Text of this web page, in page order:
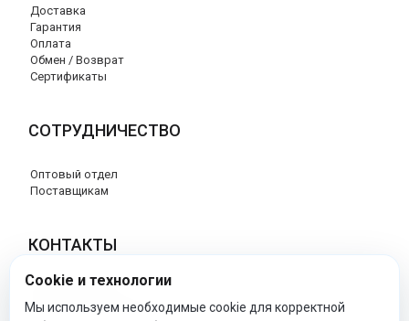
Доставка
Гарантия
Оплата
Обмен / Возврат
Сертификаты
СОТРУДНИЧЕСТВО
Оптовый отдел
Поставщикам
КОНТАКТЫ
8 (800) 707-76-34
info@esspero-market.ru
Cookie и технологии
Мы используем необходимые cookie для корректной